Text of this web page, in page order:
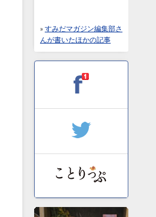
» すみだマガジン編集部さ
んが書いたほかの記事